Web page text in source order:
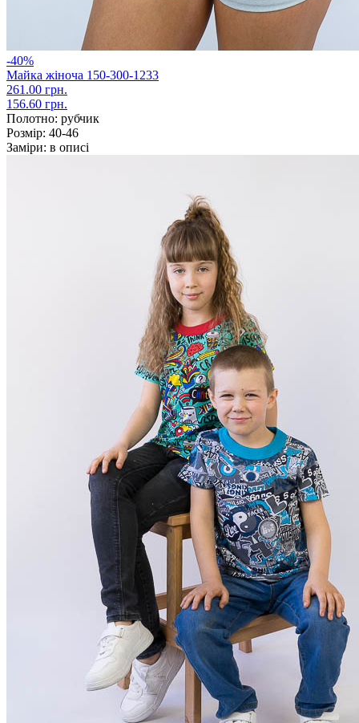
-40%
Майка жіноча 150-300-1233
261.00 грн.
156.60 грн.
Полотно: рубчик
Розмір: 40-46
Заміри: в описі